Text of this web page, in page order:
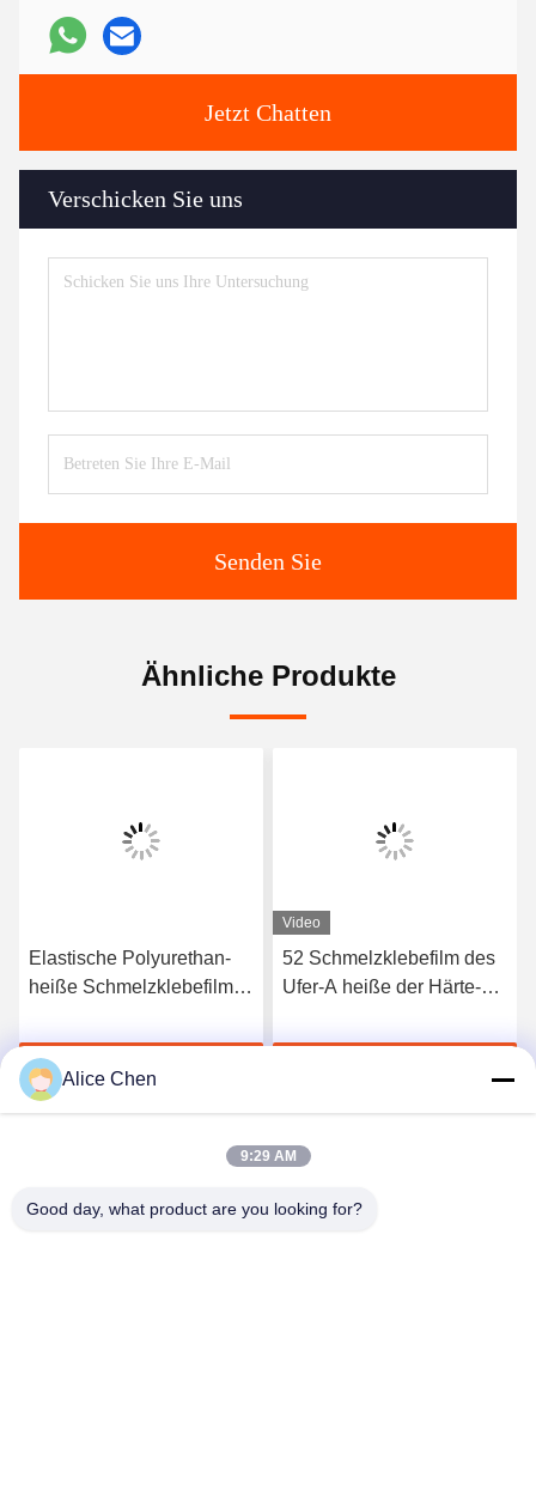
Jetzt Chatten
Verschicken Sie uns
Senden Sie
Ähnliche Produkte
Elastische Polyurethan-
heiße Schmelzklebefilm
Jetzt Chatten
Video
52 Schmelzklebefilm des
Ufer-A heiße der Härte-
Unterwäsche
Alice Chen
9:29 AM
Good day, what product are you looking for?